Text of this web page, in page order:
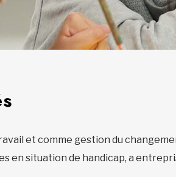
et comme gestion du
en situation de handicap, a